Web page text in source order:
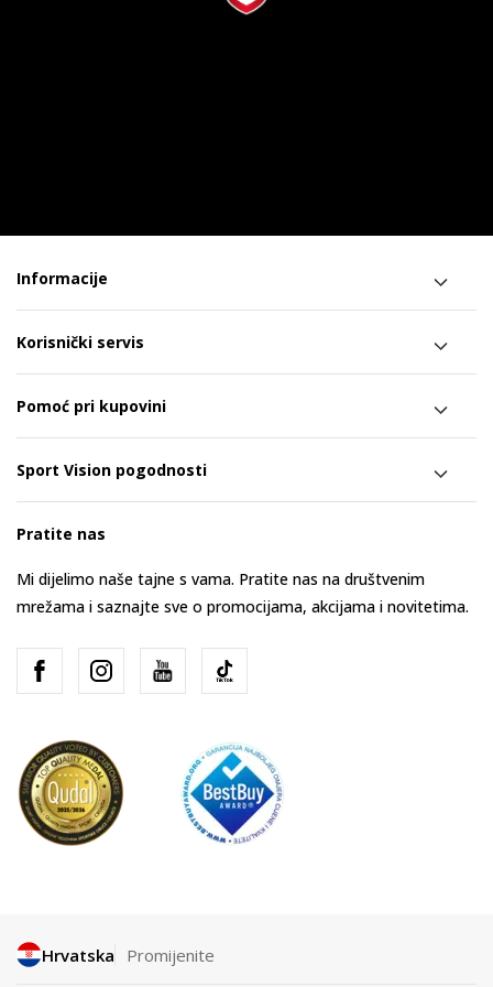
Informacije
Korisnički servis
Pomoć pri kupovini
Sport Vision pogodnosti
Pratite nas
Mi dijelimo naše tajne s vama. Pratite nas na društvenim
mrežama i saznajte sve o promocijama, akcijama i novitetima.
Hrvatska Promijenite